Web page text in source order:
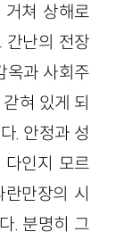
쳐 상해로
간난의 전장
옥과 사회주
혀 있게 되
. 안정과 성
인지 모르
만장의 시
. 분명히 그